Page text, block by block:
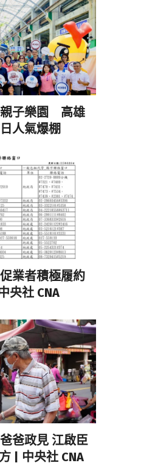
親子樂園 高雄
人氣爆棚
業者積極履約
央社 CNA
爸政見 江啟臣
| 中央社 CNA